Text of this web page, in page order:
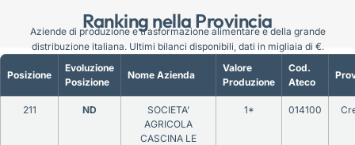
Ranking nella Provincia
Posizione
Evoluzione
Posizione
Nome Azienda
Valore
Produzione
Cod.
Ateco
211 ND
SOCIETA’
AGRICOLA
CASCINA LE
1* 014100
Aziende di produzione e trasformazione alimentare e della grande
distribuzione italiana. Ultimi bilanci disponibili, dati in migliaia di €.